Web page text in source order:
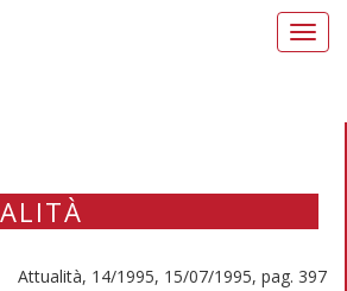
Attualità, 14/1995, 15/07/1995, pag. 397